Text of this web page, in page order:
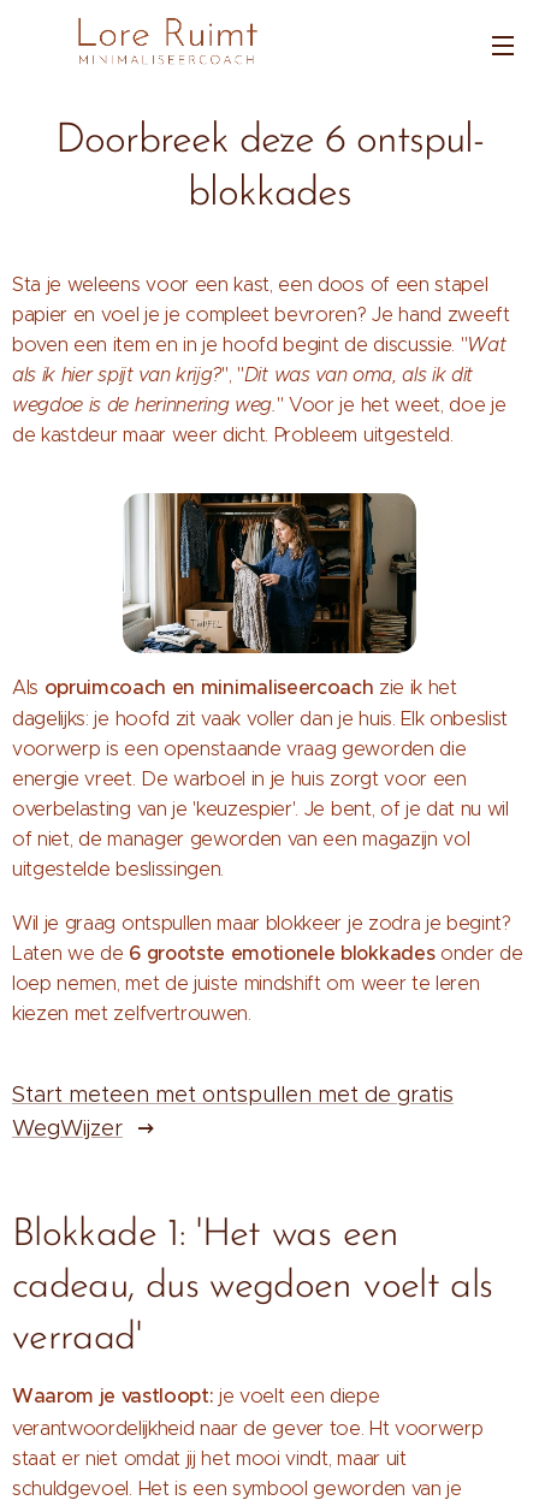
Doorbreek deze 6 ontspul-
blokkades
Sta je weleens voor een kast, een doos of een stapel
papier en voel je je compleet bevroren? Je hand zweeft
boven een item en in je hoofd begint de discussie. "Wat
als ik hier spijt van krijg?", "Dit was van oma, als ik dit
wegdoe is de herinnering weg." Voor je het weet, doe je
de kastdeur maar weer dicht. Probleem uitgesteld.
Als opruimcoach en minimaliseercoach zie ik het
dagelijks: je hoofd zit vaak voller dan je huis. Elk onbeslist
voorwerp is een openstaande vraag geworden die
energie vreet. De warboel in je huis zorgt voor een
overbelasting van je 'keuzespier'. Je bent, of je dat nu wil
of niet, de manager geworden van een magazijn vol
uitgestelde beslissingen.
Wil je graag ontspullen maar blokkeer je zodra je begint?
Laten we de 6 grootste emotionele blokkades onder de
loep nemen, met de juiste mindshift om weer te leren
kiezen met zelfvertrouwen.
Start meteen met ontspullen met de gratis
WegWijzer
Blokkade 1: 'Het was een
cadeau, dus wegdoen voelt als
verraad'
Waarom je vastloopt:je voelt een diepe
verantwoordelijkheid naar de gever toe. Ht voorwerp
staat er niet omdat jij het mooi vindt, maar uit
schuldgevoel. Het is een symbool geworden van je